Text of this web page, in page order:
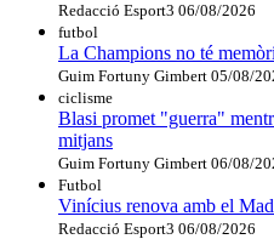
Redacció Esport3 06/08/2026
futbol
La Champions no té
Guim Fortuny Gimbert 05/08/
ciclisme
Blasi promet "guerra"
mitjans
Guim Fortuny Gimbert 06/08/
Futbol
Vinícius renova amb el
Redacció Esport3 06/08/2026